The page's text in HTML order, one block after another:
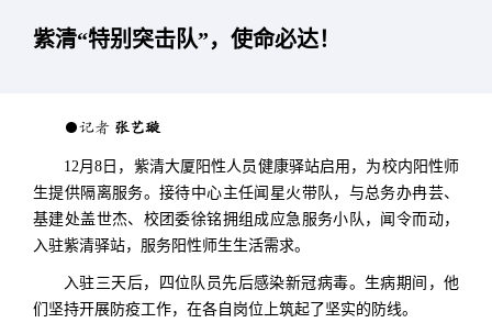
紫清“特别突击队”，使命必达！
●记者 张艺璇
12月8日，紫清大厦阳性人员健康驿站启用，为校内阳性师
生提供隔离服务。接待中心主任闻星火带队，与总务办冉芸、
基建处盖世杰、校团委徐铭拥组成应急服务小队，闻令而动，
入驻紫清驿站，服务阳性师生生活需求。
入驻三天后，四位队员先后感染新冠病毒。生病期间，他
们坚持开展防疫工作，在各自岗位上筑起了坚实的防线。